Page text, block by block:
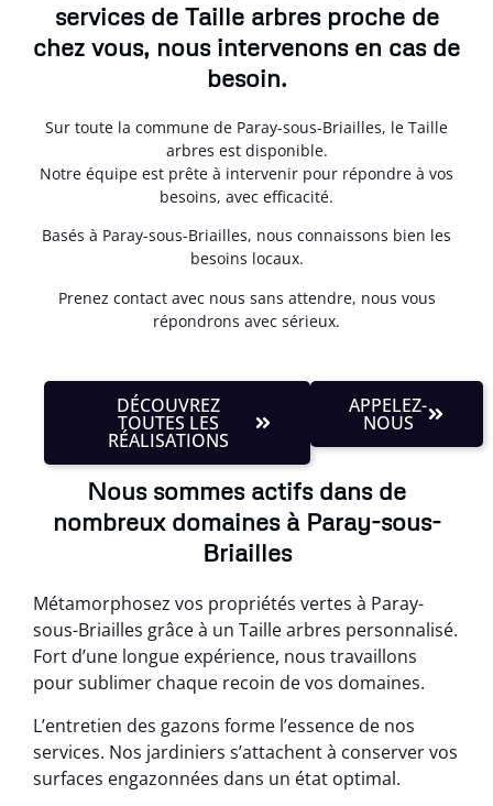
services de Taille arbres proche de
chez vous, nous intervenons en cas de
besoin.
Sur toute la commune de Paray-sous-Briailles, le Taille
arbres est disponible.
Notre équipe est prête à intervenir pour répondre à vos
besoins, avec efficacité.
Basés à Paray-sous-Briailles, nous connaissons bien les
besoins locaux.
Prenez contact avec nous sans attendre, nous vous
répondrons avec sérieux.
DÉCOUVREZ
TOUTES LES
RÉALISATIONS
APPELEZ-
NOUS
Nous sommes actifs dans de
nombreux domaines à Paray-sous-
Briailles
Métamorphosez vos propriétés vertes à Paray-
sous-Briailles grâce à un Taille arbres personnalisé.
Fort d’une longue expérience, nous travaillons
pour sublimer chaque recoin de vos domaines.
L’entretien des gazons forme l’essence de nos
services. Nos jardiniers s’attachent à conserver vos
surfaces engazonnées dans un état optimal.